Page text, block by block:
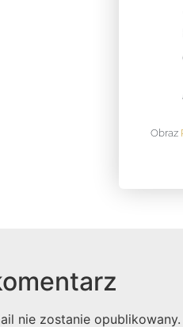
Obraz
nie zostanie opublikowany.